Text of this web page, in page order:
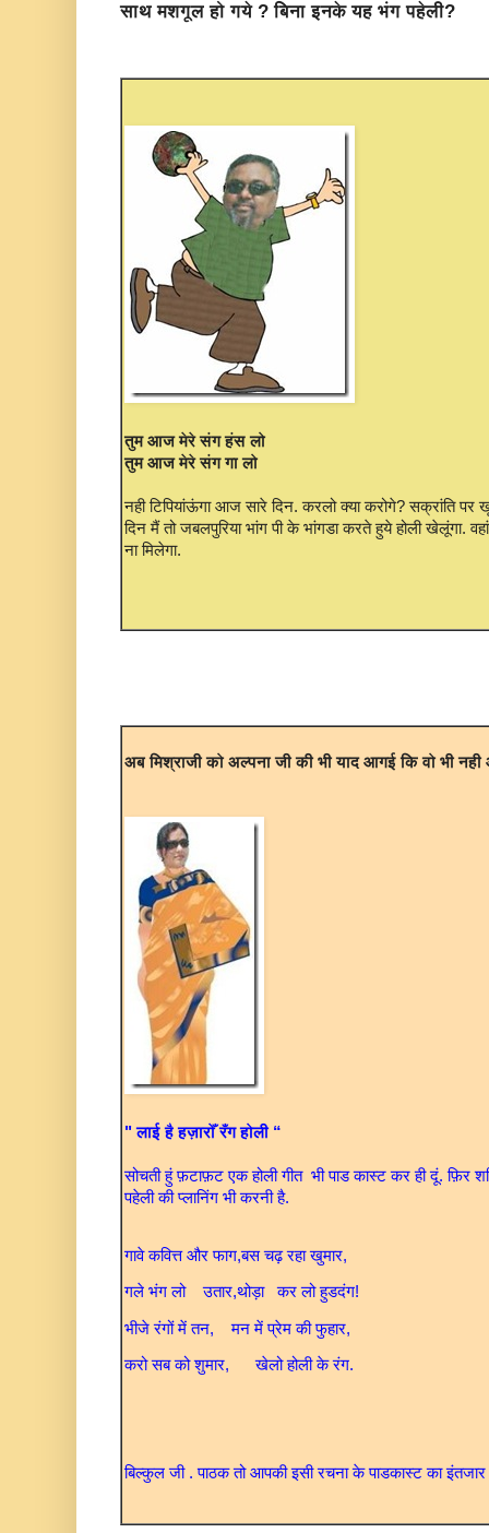
साथ मशगूल हो गये ? बिना इनके यह भंग पहेली?
तुम आज मेरे संग हंस लो
तुम आज मेरे संग गा लो
नही टिपियांऊंगा आज सारे दिन. करलो क्या करोगे? सक्रांति
दिन मैं तो जबलपुरिया भांग पी के भांगडा करते हुये होली खेलूंगा.
ना मिलेगा.
अब मिश्राजी को अल्पना जी की भी याद आगई कि वो भी
" लाई है हज़ारोँ रँग होली “
सोचती हुं फ़टाफ़ट एक होली गीत भी पाड कास्ट कर ही दूं. फ़िर
पहेली की प्लानिंग भी करनी है.
गावे कवित्त और फाग,बस चढ़ रहा खुमार,
गले भंग लो उतार,थोड़ा कर लो हुडदंग!
भीजे रंगों में तन, मन में प्रेम की फुहार,
करो सब को शुमार, खेलो होली के रंग.
बिल्कुल जी . पाठक तो आपकी इसी रचना के पाडकास्ट का